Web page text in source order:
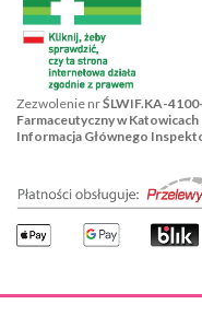
Zezwolenie nrŚLWIF.KA-
Farmaceutyczny w Katowicach
Informacja Głównego